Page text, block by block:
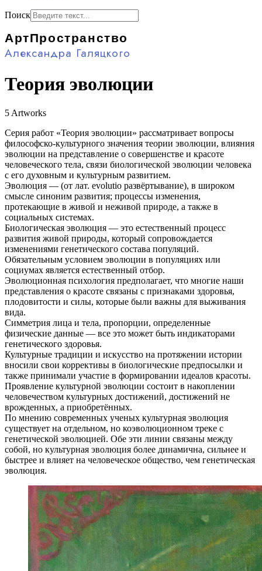
Поиск
АртПространство
Александра Галяцкого
Теория эволюции
5 Artworks
Серия работ «Теория эволюции» рассматривает вопросы
философско-культурного значения теории эволюции, влияния
эволюции на представление о совершенстве и красоте
человеческого тела, связи биологической эволюции человека
с его духовным и культурным развитием.
Эволюция — (от лат. evolutio развёртывание), в широком
смысле синоним развития; процессы изменения,
протекающие в живой и неживой природе, а также в
социальных системах.
Биологическая эволюция — это естественный процесс
развития живой природы, который сопровождается
изменениями генетического состава популяций.
Обязательным условием эволюции в популяциях или
социумах является естественный отбор.
Эволюционная психология предполагает, что многие наши
представления о красоте связаны с признаками здоровья,
плодовитости и силы, которые были важны для выживания
вида.
Симметрия лица и тела, пропорции, определенные
физические данные — все это может быть индикаторами
генетического здоровья.
Культурные традиции и искусство на протяжении истории
вносили свои коррективы в биологические предпосылки и
также принимали участие в формировании идеалов красоты.
Проявление культурной эволюции состоит в накоплении
человечеством культурных достижений, достижений не
врожденных, а приобретённых.
По мнению современных ученых культурная эволюция
существует на отдельном, но коэволюционном треке с
генетической эволюцией. Обе эти линии связаны между
собой, но культурная эволюция более динамична, сильнее и
быстрее и влияет на человеческое общество, чем генетическая
эволюция.